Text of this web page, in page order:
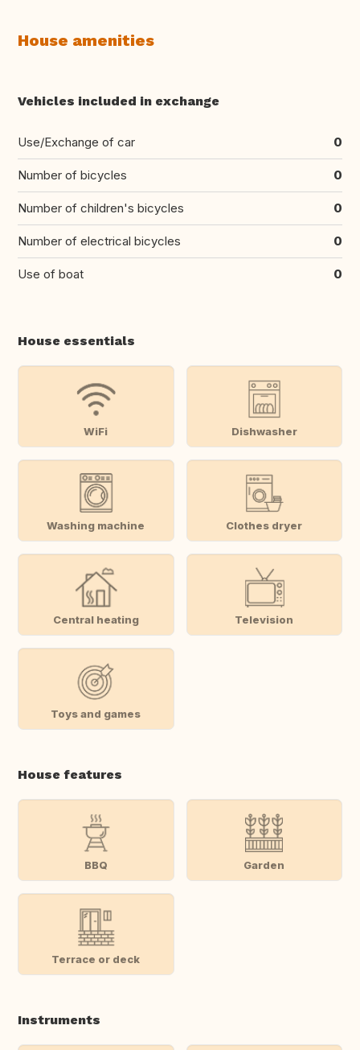
House amenities
Vehicles included in exchange
Use/Exchange of car 0
Number of bicycles 0
Number of children's bicycles 0
Number of electrical bicycles 0
Use of boat 0
House essentials
WiFi Dishwasher
Washing machine Clothes dryer
Central heating Television
Toys and games
House features
BBQ Garden
Terrace or deck
Instruments